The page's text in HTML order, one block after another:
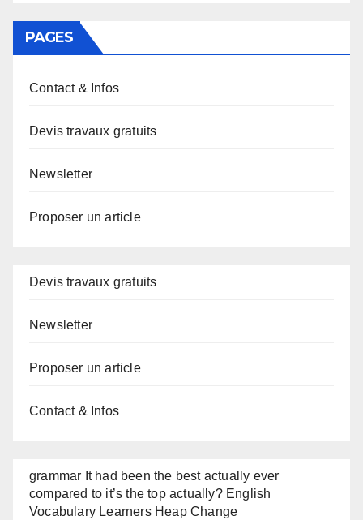
PAGES
Contact & Infos
Devis travaux gratuits
Newsletter
Proposer un article
Devis travaux gratuits
Newsletter
Proposer un article
Contact & Infos
grammar It had been the best actually ever
compared to it’s the top actually? English
Vocabulary Learners Heap Change